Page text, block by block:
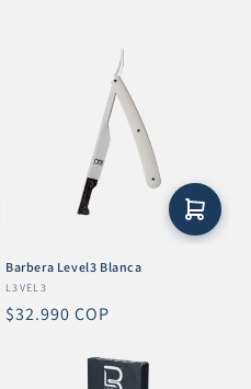
Barbera Level3 Blanca
Proveedor:
L3VEL3
Precio
$32.990 COP